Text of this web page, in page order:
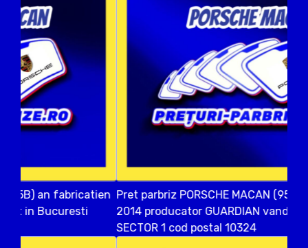
Pret parbriz PORSCHE MACAN (95B) an fabricatien
2014 producator GUARDIAN vandut in Bucuresti
SECTOR 1 cod postal 10324